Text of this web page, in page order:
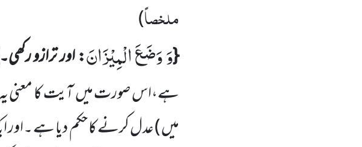
ملخصاً)
{وَ وَضَعَ الْمِیْزَانَ: اور ترازو
ہے،اس صورت میںآیت کا معنی
میں )عدل کرنے کا حکم دیا ہے